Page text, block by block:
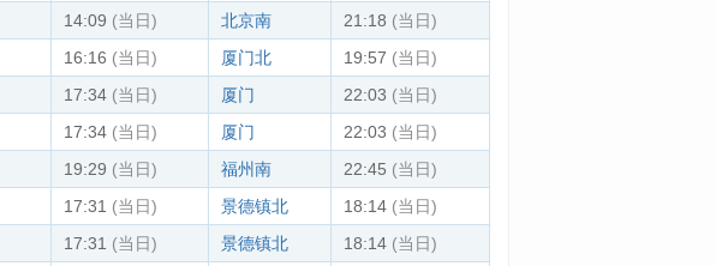
14:09 (当日) 北京南 21:18 (当日)
16:16 (当日) 厦门北 19:57 (当日)
17:34 (当日) 厦门 22:03 (当日)
17:34 (当日) 厦门 22:03 (当日)
19:29 (当日) 福州南 22:45 (当日)
17:31 (当日) 景德镇北 18:14 (当日)
17:31 (当日) 景德镇北 18:14 (当日)